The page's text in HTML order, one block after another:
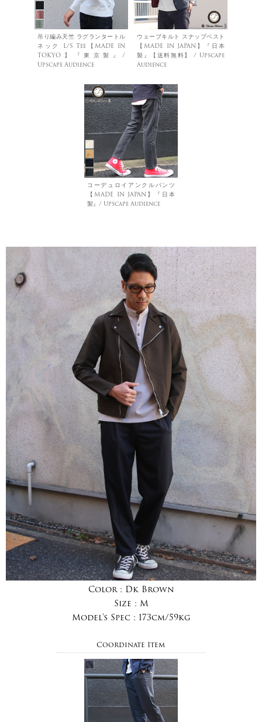
吊り編み天竺 ラグランタートル
ネック L/S Tee【MADE IN
TOKYO】『東京製』/
Upscape Audience
ウェーブキルト スナップベスト
【MADE IN JAPAN】『日本
製』【送料無料】 / Upscape
Audience
コーデュロイアンクルパンツ
【MADE IN JAPAN】『日本
製』/ Upscape Audience
Color : Dk Brown
Size : M
Model's Spec : 173cm/59kg
Coordinate Item